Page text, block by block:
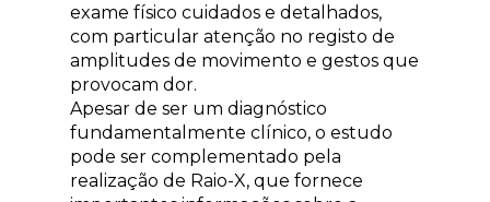
exame físico cuidados e detalhados,
com particular atenção no registo de
amplitudes de movimento e gestos que
provocam dor.
Apesar de ser um diagnóstico
fundamentalmente clínico, o estudo
pode ser complementado pela
realização de Raio-X, que fornece